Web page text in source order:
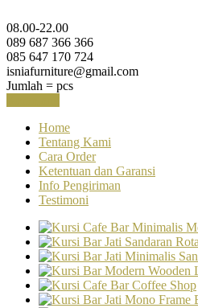
08.00-22.00
089 687 366 366
085 647 170 724
isniafurniture@gmail.com
Jumlah = pcs
Home
Tentang Kami
Cara Order
Ketentuan dan Garansi
Info Pengiriman
Testimoni